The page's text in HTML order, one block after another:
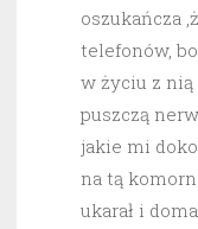
oszukańcza
telefonów,
w życiu z nią
puszczą
jakie mi
na tą
ukarał i